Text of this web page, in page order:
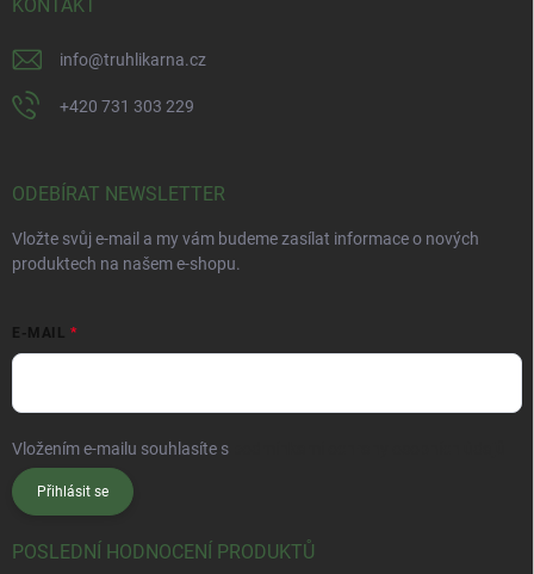
KONTAKT
info@truhlikarna.cz
+420 731 303 229
ODEBÍRAT NEWSLETTER
Vložte svůj e-mail a my vám budeme zasílat informace o nových
produktech na našem e-shopu.
E-MAIL
Vložením e-mailu souhlasíte s
Přihlásit se
POSLEDNÍ HODNOCENÍ PRODUKTŮ